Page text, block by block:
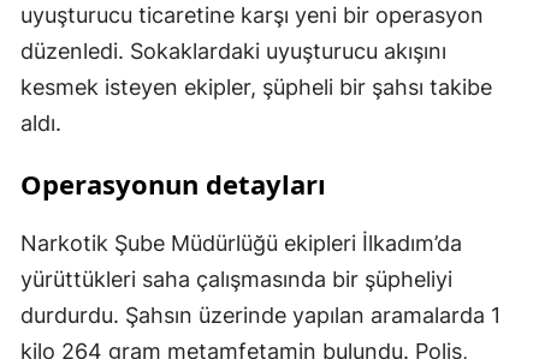
uyuşturucu ticaretine karşı yeni bir operasyon
düzenledi. Sokaklardaki uyuşturucu akışını
kesmek isteyen ekipler, şüpheli bir şahsı takibe
aldı.
Operasyonun detayları
Narkotik Şube Müdürlüğü ekipleri İlkadım’da
yürüttükleri saha çalışmasında bir şüpheliyi
durdurdu. Şahsın üzerinde yapılan aramalarda 1
kilo 264 gram metamfetamin bulundu. Polis,